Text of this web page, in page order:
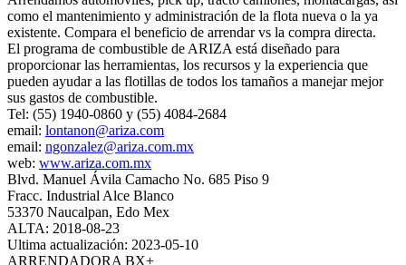
como el mantenimiento y administración de la flota nueva o la ya
existente. Compara el beneficio de arrendar vs la compra directa.
El programa de combustible de ARIZA está diseñado para
proporcionar las herramientas, los recursos y la experiencia que
pueden ayudar a las flotillas de todos los tamaños a manejar mejor
sus gastos de combustible.
Tel: (55) 1940-0860 y (55) 4084-2684
email: lontanon@ariza.com
email: ngonzalez@ariza.com.mx
web: www.ariza.com.mx
Blvd. Manuel Ávila Camacho No. 685 Piso 9
Fracc. Industrial Alce Blanco
53370 Naucalpan, Edo Mex
ALTA: 2018-08-23
Ultima actualización: 2023-05-10
ARRENDADORA BX+